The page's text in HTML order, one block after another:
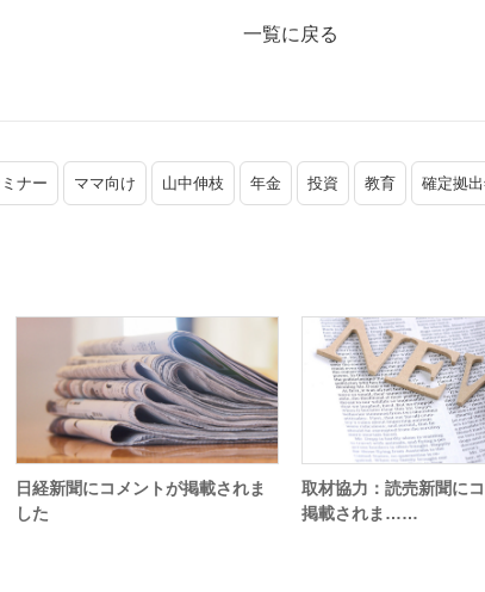
一覧に戻る
ナー ママ向け 山中伸枝 年金 投資 教育 確定拠
日経新聞にコメントが掲載されま
した
取材協力：読売新聞に
掲載されま……